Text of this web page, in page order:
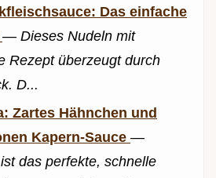
Das einfache
— Dieses Nudeln mit
Rezept überzeugt durch
D...
Zartes Hähnchen und
Kapern-Sauce —
das perfekte, schnelle